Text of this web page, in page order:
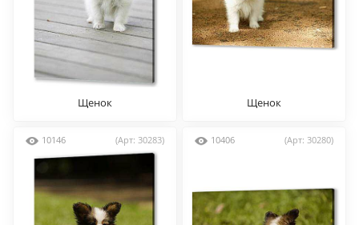
Щенок Щенок
10146 (Арт: 30283) 10406 (Арт: 30280)